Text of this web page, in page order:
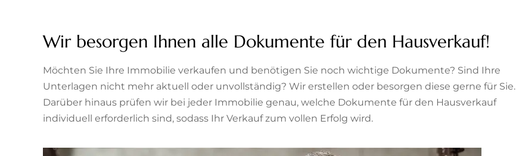
Wir besorgen Ihnen alle Dokumente für den Hausverkauf!
Möchten Sie Ihre Immobilie verkaufen und benötigen Sie noch wichtige Dokumente? Sind Ihre
Unterlagen nicht mehr aktuell oder unvollständig? Wir erstellen oder besorgen diese gerne für Sie.
Darüber hinaus prüfen wir bei jeder Immobilie genau, welche Dokumente für den Hausverkauf
individuell erforderlich sind, sodass Ihr Verkauf zum vollen Erfolg wird.